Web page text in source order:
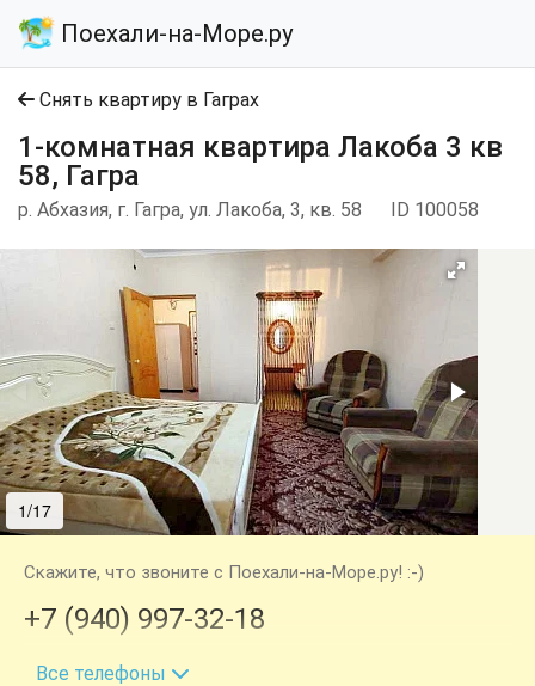
Поехали-на-Море.ру
Снять квартиру в Гаграх
1-комнатная квартира Лакоба 3 кв
58, Гагра
р. Абхазия, г. Гагра, ул. Лакоба, 3, кв. 58 ID 100058
1/17
Скажите, что звоните с Поехали-на-Море.ру! :-)
+7 (940) 997-32-18
+7 (940) 060-16-22
Все телефоны